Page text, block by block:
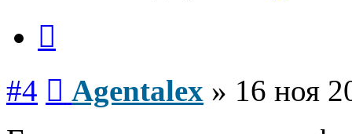
#4 Agentalex » 16 ноя